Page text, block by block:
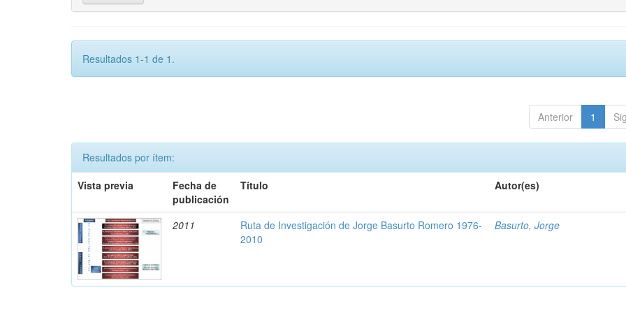
Resultados 1-1 de 1.
Anterior 1
Resultados por ítem:
Vista previa
Fecha de
publicación
Título Autor(es)
2011
Ruta de Investigación de Jorge Basurto Romero 1976-
2010
Basurto, Jorge